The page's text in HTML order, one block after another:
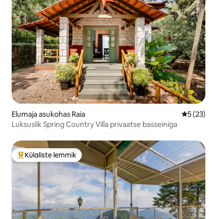
Elumaja asukohas Raia Keskmine
5 (23)
Luksuslik Spring Country Villa privaatse basseiniga
Külaliste suur lemmik
Külaliste lemmik